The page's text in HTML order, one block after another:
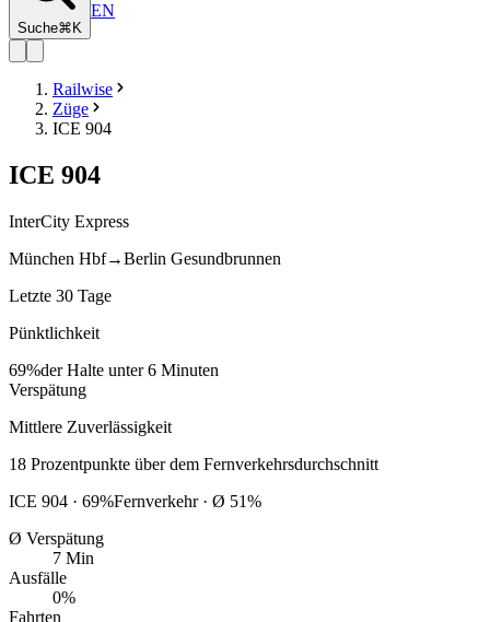
Suche⌘K
EN
Railwise
Züge
ICE 904
ICE 904
InterCity Express
München Hbf→Berlin Gesundbrunnen
Letzte 30 Tage
Pünktlichkeit
69%der Halte unter 6 Minuten
Verspätung
Mittlere Zuverlässigkeit
18 Prozentpunkte über dem Fernverkehrsdurchschnitt
ICE 904 · 69%Fernverkehr · Ø 51%
Ø Verspätung
7 Min
Ausfälle
0%
Fahrten